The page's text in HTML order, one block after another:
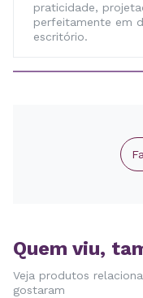
praticidade,
perfeitamente em
escritório.
Quem viu,
Veja produtos
gostaram